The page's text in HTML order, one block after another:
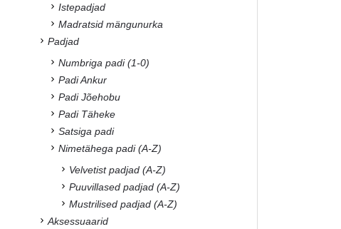
Istepadjad
Madratsid mängunurka
Padjad
Numbriga padi (1-0)
Padi Ankur
Padi Jõehobu
Padi Täheke
Satsiga padi
Nimetähega padi (A-Z)
Velvetist padjad (A-Z)
Puuvillased padjad (A-Z)
Mustrilised padjad (A-Z)
Aksessuaarid